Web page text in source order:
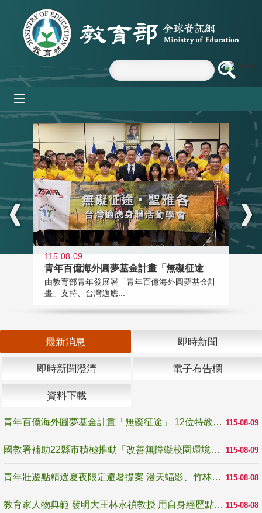
跳到主要內容區塊
:::
115-08-09
青年百億海外圓夢基金計畫「無礙征途
由教育部青年發展署「青年百億海外圓夢基金計
畫」支持、台灣適應...
最新消息 即時新聞
即時新聞澄清 電子布告欄
資料下載
115-08-09
青年百億海外圓夢基金計畫「無礙征途」 12位特教與弱勢青年勇闖西班牙 跨越感官限制見證生命蛻變
115-08-09
國教署補助22縣市積極推動「改善無障礙校園環境計畫」 打造友善、安全、無礙學習空間
115-08-08
青年壯遊點精選夏夜限定避暑提案 漫天蝠影、竹林尋蛙、茶香夜觀 邀青年暮色出發
115-08-08
教育家人物典範 發明大王林永禎教授 用自身經歷點亮學生的路